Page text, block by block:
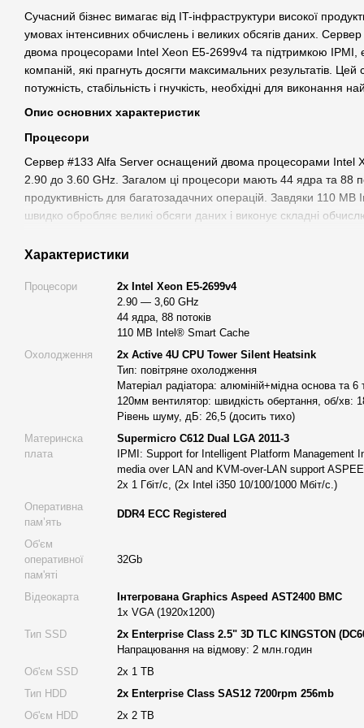
Сучасний бізнес вимагає від IT-інфраструктури високої
умовах інтенсивних обчислень і великих обсягів даних.
двома процесорами Intel Xeon E5-2699v4 та підтримкою IPMI,
компаній, які прагнуть досягти максимальних результатів. Цей
потужність, стабільність і гнучкість, необхідні для виконання
Опис основних характеристик
Процесори
Сервер #133 Alfa Server оснащений двома процесорами Intel
2.90 до 3.60 GHz. Загалом ці процесори мають 44 ядра та 88
продуктивність для багатозадачних операцій. Завдяки 110
швидко обробляє великі обсяги даних і виконує складні
Для стабільної роботи серверу важливо мати ефективну
використовує два охолоджувачі PCCOOLER EX, які
допомогою алюмінієвих радіаторів з мідною основою та
мм вентилятори працюють на швидкості 2000 об/хв ± 10%,
шуму (26,5 дБ), що дозволяє серверу працювати тихо і
Материнська плата
Сервер обладнаний материнською платою Supermicro C612
IPMI 2.0, що дозволяє здійснювати віддалене управління
BMC сервер підтримує віртуальні медіа через LAN та KVM-
управління.
Оперативна пам'ять
Сервер оснащений 256 GB DDR4 ECC Registered пам'яті, що
Пам'ять забезпечує швидкість читання та запису понад 60
виконання обчислювальних та об'ємних задач. Конфігурація
високу надійність та захист від помилок завдяки технології
Накопичувачі
Alfa Server має дві SSD-диски 2.5" 3D TLC 1TB KINGSTON
Class SAS12 7200rpm 256mb. Така конфігурація дозволяє
забезпечує швидкий доступ до них. Використання RAID-
батарейною підтримкою гарантує захист даних і високу
Блок живлення
Сервер обладнаний блоком живлення Pro Line потужністю
активною корекцією коефіцієнта потужності (Active PFC), що
Характеристики
Процесори
2х Intel Xeоn E5-2699v4
2.90 — 3,60 GHz
44 ядра, 88 потоків
110 MB Intel® Smart Cache
Охолодження
2x Active 4U CPU Tower Silent Heatsink
Тип: повітряне охолодження
Матеріал радіатора: алюміній+мідна основа та 6
120мм вентилятор: швидкість обертання, об/хв:
Рівень шуму, дБ: 26,5 (досить тихо)
Материнска
плата
Supermicro C612 Dual LGA 2011-3
IPMI: Support for Intelligent Platform Management
media over LAN and KVM-over-LAN support
2x 1 Гбіт/с, (2х Intel i350 10/100/1000 Мбіт/с.)
Оперативна
памʼять
DDR4 ECC Registered
Об'єм
оперативної
пам'яті
32Gb
Відеокарта
Інтегрована Graphics Aspeed AST2400 BMC
1x VGA (1920x1200)
Тип SSD
2x Enterprise Class 2.5" 3D TLC KINGSTON
Напрацювання на відмову: 2 млн.годин
Об'єм SSD
2х 1 TB
Тип HDD
2x Enterprise Class SAS12 7200rpm 256mb
Об'єм HDD
2х 2 TB